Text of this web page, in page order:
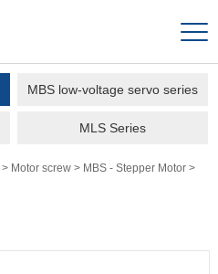
MBS low-voltage servo series
MLS Series
> Motor screw > MBS - Stepper Motor >